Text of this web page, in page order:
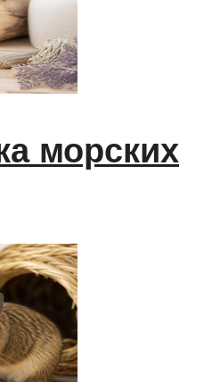
морских